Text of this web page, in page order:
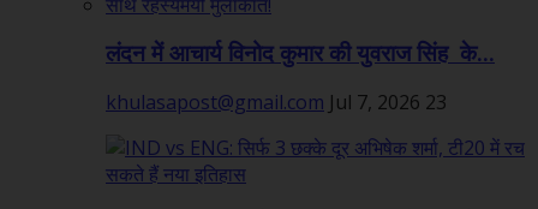
लंदन में आचार्य विनोद कुमार की युवराज सिंह के...
khulasapost@gmail.com Jul 7, 2026 23